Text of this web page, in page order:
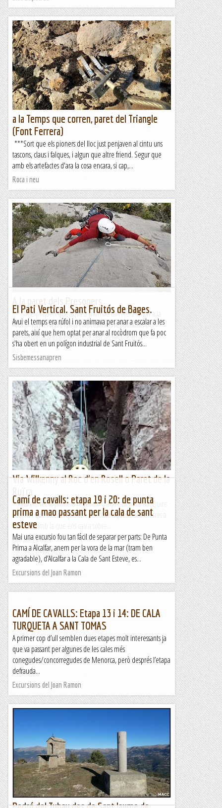
a la Temps que corren, paret del Triangle
(Font Ferrera)
***Sort que els pioners del lloc just penjaven al cintu uns
tascons, claus i falques, i algun que altre friend. Segur que
amb els artefactes d'ara la cosa encara, si cap,...
Roca i neu
***M'expliquen que aquest tram de carretera furgat a la
roca el van fer a pic i pala els presoners republicans o
contraris al règim o aleatoris, a cop de fuet, d'un...
Roca i neu
El Pati Vertical. Sant Fruitós de Bages.
Avui el temps era rúfol i no animava per anar a escalar a les
parets, així que hem optat per anar al rocòdrom que fa poc
s'ha obert en un polígon industrial de Sant Fruitós...
Sisbemessanapren
Via Wilkenny al Roc d'en Rosell o Paret de la
Avui em fet la primera repetició d'aquesta nova via. Quins
cullons i que valents que son per obrir aquests 300 metres a
ple estiu amb la que ens cau a sobre....
Les altres vies...
Camí de cavalls: etapa 19 i 20: de punta
prima a mao passant per la cala de sant
esteve
Mai una excursio fou tan fácil de separar per parts: De Punta
Prima a Alcalfar, anem per la vora de la mar (tram ben
agradable), d’Alcalfar a la Cala de Sant Esteve, es...
Excursions del Joan Ramon
CAMÍ DE CAVALLS: Etapa 13 i 14: DE CALA
TURQUETA A SANT TOMAS
A primer cop d’ull semblen dues etapes molt interessants ja
que va passant per algunes de les cales més
conegudes/concorregudes de Menorca, però després l’etapa
defrauda...
Excursions del Joan Ramon